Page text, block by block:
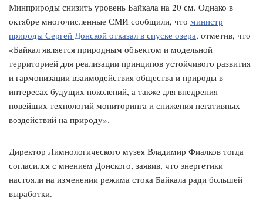
Минприроды снизить уровень Байкала на 20 см. Однако в
октябре многочисленные СМИ сообщили, что министр
природы Сергей Донской отказал в спуске озера, отметив, что
«Байкал является природным объектом и модельной
территорией для реализации принципов устойчивого развития
и гармонизации взаимодействия общества и природы в
интересах будущих поколений, а также для внедрения
новейших технологий мониторинга и снижения негативных
воздействий на природу».
Директор Лимнологического музея Владимир Фиалков тогда
согласился с мнением Донского, заявив, что энергетики
настояли на изменении режима стока Байкала ради большей
выработки.